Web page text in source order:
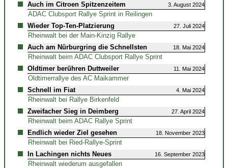
Auch im Citroen Spitzenzeitem
3. August 2024
ADAC Clubsport Rallye Sprint in Reilingen
Wieder Top-Ten-Platzierung
27. Juli 2024
Rheinwalt bei der Main-Kinzig Rallye
Auch am Nürburgring die Schnellsten
18. Mai 2024
Rheinwalt beim ADAC Clubsport Rallye Sprint
Oldtimer berühren Duttweiler
11. Mai 2024
Oldtimerrallye des AC Maikammer
Schnell im Fiat
4. Mai 2024
Rheinwalt bei Rallye Birkenfeld
Zweifacher Sieg in Deimberg
27. April 2024
Rheinwalt beim ADAC Rallye Sprint
Endlich wieder Ziel gesehen
18. November 2023
Rheinwalt bei Ried-Rallye-Sprint
In Lachingen nichts Neues
16. September 2023
Rheinwalt wiederum ausgefallen